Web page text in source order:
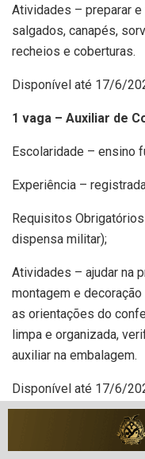
Atividades – preparar
salgados, canapés,
recheios e coberturas.
Disponível até 17/6/
1 vaga – Auxiliar de
Escolaridade – ensino
Experiência –
Requisitos
dispensa militar);
Atividades – ajudar na
montagem e
as orientações do
limpa e organizada,
auxiliar na embalagem.
Disponível até 17/6/
2 vagas –
Escolaridade – ensino